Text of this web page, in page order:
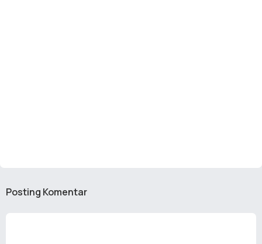
Posting Komentar